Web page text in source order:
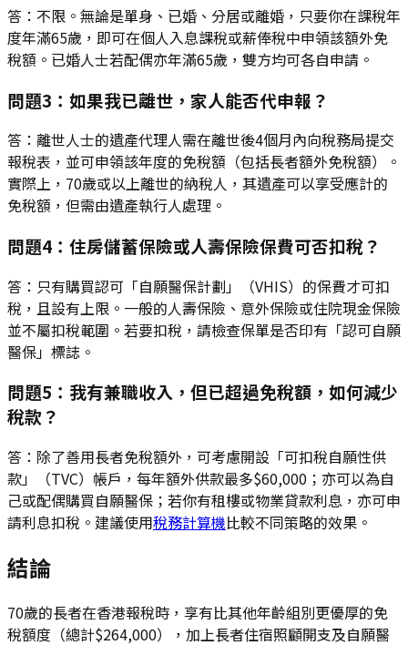
答：不限。無論是單身、已婚、分居或離婚，只要你在課稅年
度年滿65歲，即可在個人入息課稅或薪俸稅中申領該額外免
稅額。已婚人士若配偶亦年滿65歲，雙方均可各自申請。
問題3：如果我已離世，家人能否代申報？
答：離世人士的遺產代理人需在離世後4個月內向稅務局提交
報稅表，並可申領該年度的免稅額（包括長者額外免稅額）。
實際上，70歲或以上離世的納稅人，其遺產可以享受應計的
免稅額，但需由遺產執行人處理。
問題4：住房儲蓄保險或人壽保險保費可否扣稅？
答：只有購買認可「自願醫保計劃」（VHIS）的保費才可扣
稅，且設有上限。一般的人壽保險、意外保險或住院現金保險
並不屬扣稅範圍。若要扣稅，請檢查保單是否印有「認可自願
醫保」標誌。
問題5：我有兼職收入，但已超過免稅額，如何減少
稅款？
答：除了善用長者免稅額外，可考慮開設「可扣稅自願性供
款」（TVC）帳戶，每年額外供款最多$60,000；亦可以為自
己或配偶購買自願醫保；若你有租樓或物業貸款利息，亦可申
請利息扣稅。建議使用稅務計算機比較不同策略的效果。
結論
70歲的長者在香港報稅時，享有比其他年齡組別更優厚的免
稅額度（總計$264,000），加上長者住宿照顧開支及自願醫